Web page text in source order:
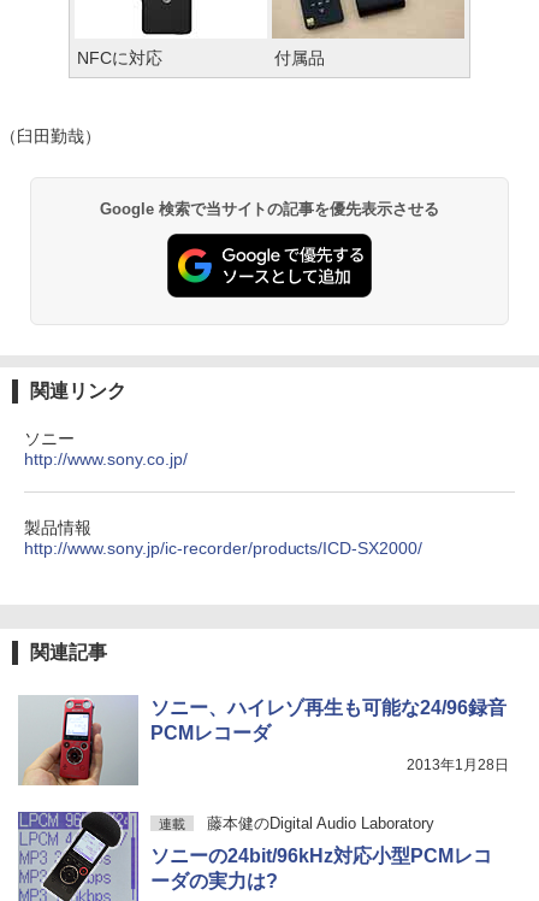
NFCに対応 付属品
（臼田勤哉）
Google 検索で当サイトの記事を優先表示させる
関連リンク
ソニー
http://www.sony.co.jp/
製品情報
http://www.sony.jp/ic-recorder/products/ICD-SX2000/
関連記事
ソニー、ハイレゾ再生も可能な24/96録音
PCMレコーダ
2013年1月28日
連載 藤本健のDigital Audio Laboratory
ソニーの24bit/96kHz対応小型PCMレコ
ーダの実力は?